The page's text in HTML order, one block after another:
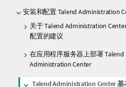
安装和配置 Talend Administration
关于 Talend Administration
配置的建议
在应用程序服务器上部署 Talend
Administration Center
Talend Administration Center